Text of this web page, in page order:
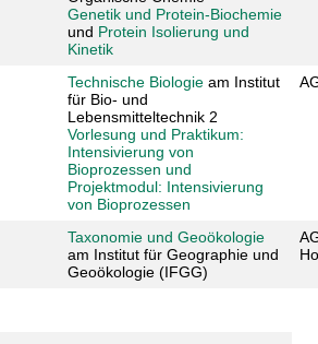
Genetik und Protein-Biochemie
und Protein Isolierung und
Kinetik
Technische Biologie am Institut
für Bio- und
Lebensmitteltechnik 2
Vorlesung und Praktikum:
Intensivierung von
Bioprozessen und
Projektmodul: Intensivierung
von Bioprozessen
Taxonomie und Geoökologie
am Institut für Geographie und
Geoökologie (IFGG)